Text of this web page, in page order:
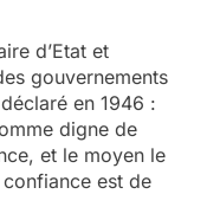
d’Etat et
gouvernements
en 1946 :
digne de
et le moyen le
est de